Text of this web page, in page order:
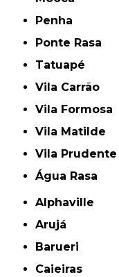
Penha
Ponte Rasa
Tatuapé
Vila Carrão
Vila Formosa
Vila Matilde
Vila Prudente
Água Rasa
Alphaville
Arujá
Barueri
Caieiras